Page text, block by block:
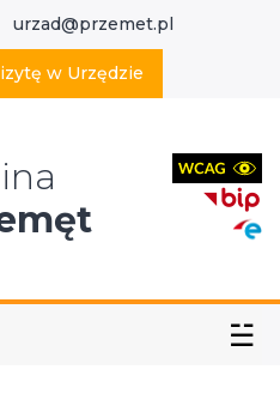
urzad@przemet.pl
w Urzędzie
☱